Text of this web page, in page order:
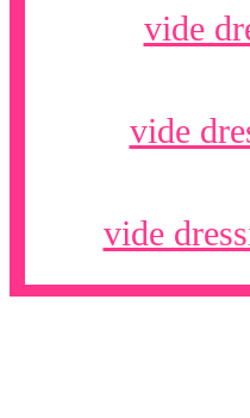
vide
vide
vide